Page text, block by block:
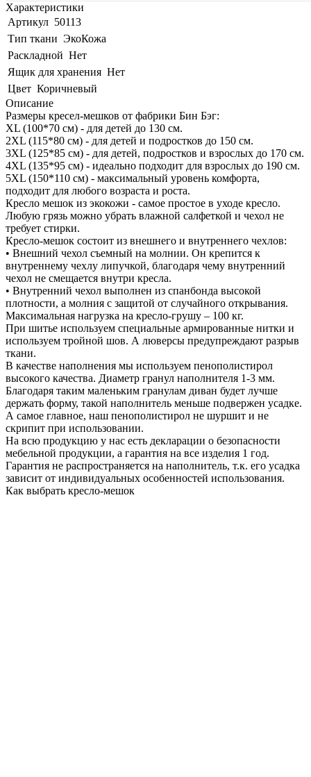
Характеристики
Артикул 50113
Тип ткани ЭкоКожа
Раскладной Нет
Ящик для хранения Нет
Цвет Коричневый
Описание
Размеры кресел-мешков от фабрики Бин Бэг:
XL (100*70 см) - для детей до 130 см.
2XL (115*80 см) - для детей и подростков до 150 см.
3XL (125*85 см) - для детей, подростков и взрослых до 170 см.
4XL (135*95 см) - идеально подходит для взрослых до 190 см.
5XL (150*110 см) - максимальный уровень комфорта,
подходит для любого возраста и роста.
Кресло мешок из экокожи - самое простое в уходе кресло.
Любую грязь можно убрать влажной салфеткой и чехол не
требует стирки.
Кресло-мешок состоит из внешнего и внутреннего чехлов:
• Внешний чехол съемный на молнии. Он крепится к
внутреннему чехлу липучкой, благодаря чему внутренний
чехол не смещается внутри кресла.
• Внутренний чехол выполнен из спанбонда высокой
плотности, а молния с защитой от случайного открывания.
Максимальная нагрузка на кресло-грушу – 100 кг.
При шитье используем специальные армированные нитки и
используем тройной шов. А люверсы предупреждают разрыв
ткани.
В качестве наполнения мы используем пенополистирол
высокого качества. Диаметр гранул наполнителя 1-3 мм.
Благодаря таким маленьким гранулам диван будет лучше
держать форму, такой наполнитель меньше подвержен усадке.
А самое главное, наш пенополистирол не шуршит и не
скрипит при использовании.
На всю продукцию у нас есть декларации о безопасности
мебельной продукции, а гарантия на все изделия 1 год.
Гарантия не распространяется на наполнитель, т.к. его усадка
зависит от индивидуальных особенностей использования.
Как выбрать кресло-мешок